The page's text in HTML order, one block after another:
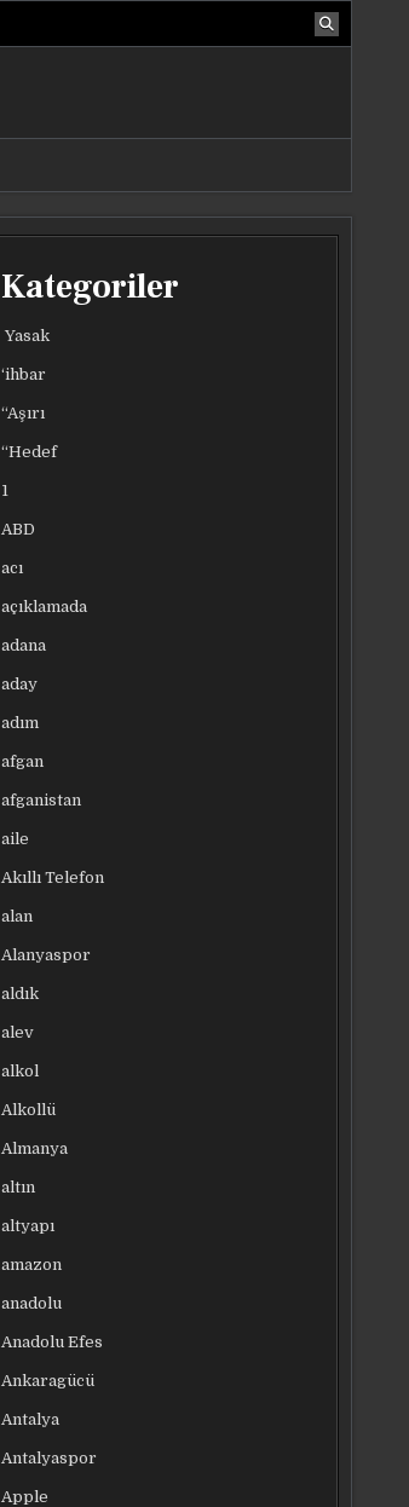
Kategoriler
Yasak
‘ihbar
“Aşırı
“Hedef
1
ABD
acı
açıklamada
adana
aday
adım
afgan
afganistan
aile
Akıllı Telefon
alan
Alanyaspor
aldık
alev
alkol
Alkollü
Almanya
altın
altyapı
amazon
anadolu
Anadolu Efes
Ankaragücü
Antalya
Antalyaspor
Apple